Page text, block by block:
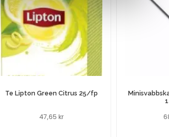
Te Lipton Green Citrus 25/fp
47,65 kr